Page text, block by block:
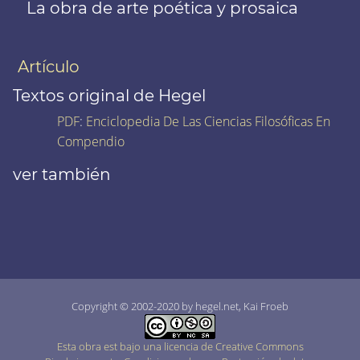
La obra de arte poética y prosaica
Artículo
Textos original de Hegel
PDF: Enciclopedia De Las Ciencias Filosóficas En
Compendio
ver también
Copyright © 2002-2020 by hegel.net, Kai Froeb
Esta obra est bajo una licencia de Creative Commons